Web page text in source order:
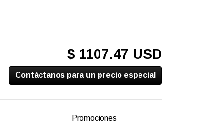
$ 1107.47 USD
Contáctanos para un precio especial
Promociones